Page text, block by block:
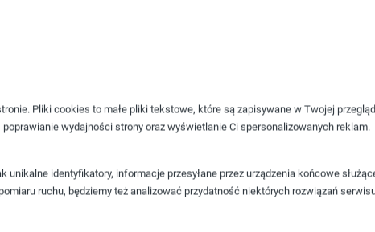
Pliki cookies to małe pliki tekstowe, które są zapisywane w Twojej
wydajności strony oraz wyświetlanie Ci spersonalizowanych reklam.
identyfikatory, informacje przesyłane przez urządzenia końcowe
ruchu, będziemy też analizować przydatność niektórych rozwiązań